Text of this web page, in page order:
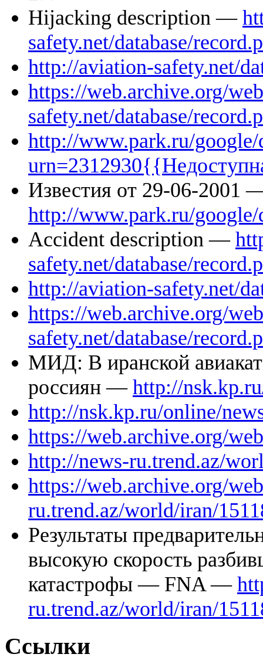
Hijacking description —
safety.net/database/
http://aviation-safety.net/
https://web.archive.org/
safety.net/database/
http://www.park.ru/
Известия от 29-06-2001
http://www.park.ru/
Accident description —
safety.net/database/
http://aviation-safety.net/
https://web.archive.org/
safety.net/database/
МИД: В иранской
россиян — http://
http://nsk.kp.ru/online/
https://web.archive.org/
http://news-ru.trend.az/
https://web.archive.org/
ru.trend.az/world/iran/
Результаты
высокую скорость
катастрофы — FNA —
ru.trend.az/world/iran/
Ссылки